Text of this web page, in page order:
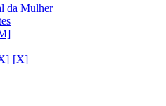
da Mulher